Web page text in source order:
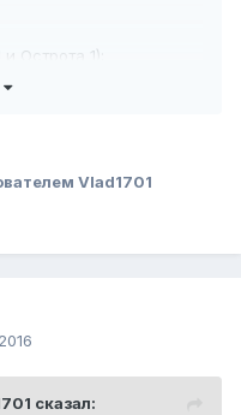
Острота 1);
Vlad1701
сказал: